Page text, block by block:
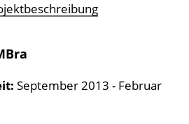
September 2013 - Februar